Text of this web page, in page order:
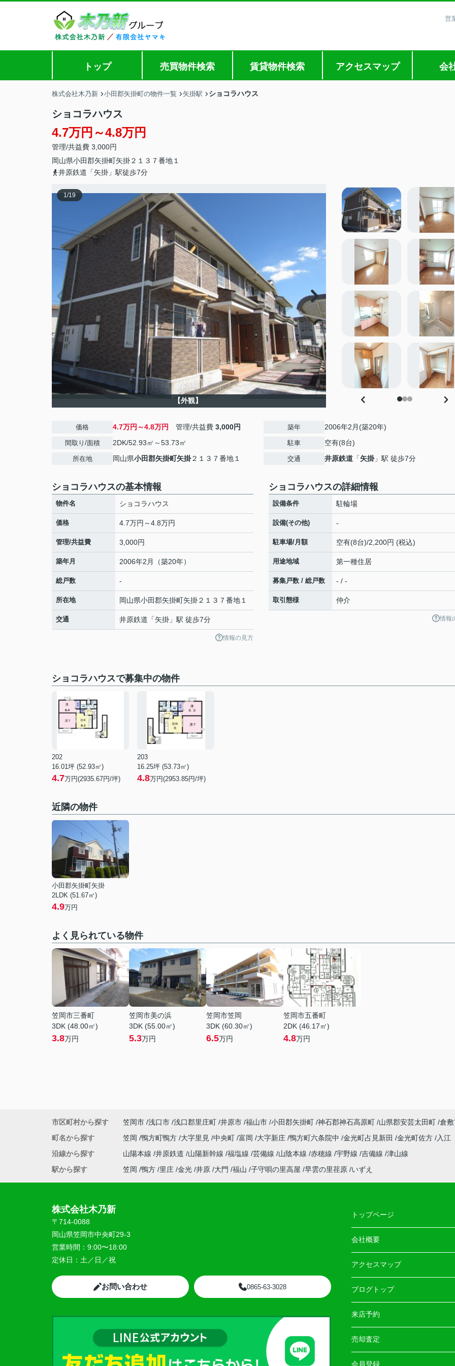
営
トップ 売買物件検索 賃貸物件検索 アクセスマップ 会
株式会社木乃新 小田郡矢掛町の物件一覧 矢掛駅 ショコラハウス
ショコラハウス
4.7万円～4.8万円
管理/共益費 3,000円
岡山県小田郡矢掛町矢掛２１３７番地１
井原鉄道「矢掛」駅徒歩7分
1/19
【外観】
価格 4.7万円～4.8万円 管理/共益費 3,000円
間取り/面積 2DK/52.93㎡～53.73㎡
所在地 岡山県小田郡矢掛町矢掛２１３７番地１
築年 2006年2月(築20年)
駐車 空有(8台)
交通 井原鉄道 「矢掛」駅 徒歩7分
ショコラハウスの基本情報
物件名 ショコラハウス
価格 4.7万円～4.8万円
管理/共益費 3,000円
築年月 2006年2月（築20年）
総戸数 -
所在地 岡山県小田郡矢掛町矢掛２１３７番地１
交通 井原鉄道 「矢掛 」駅 徒歩7分
情報の見方
ショコラハウスの詳細情報
設備条件 駐輪場
設備(その他) -
駐車場/月額 空有(8台)/2,200円 (税込)
用途地域 第一種住居
募集戸数 / 総戸数 - / -
取引態様 仲介
情報
ショコラハウスで募集中の物件
202
16.01坪 (52.93㎡)
4.7万円(2935.67円/坪)
203
16.25坪 (53.73㎡)
4.8万円(2953.85円/坪)
近隣の物件
小田郡矢掛町矢掛
2LDK (51.67㎡)
4.9万円
よく見られている物件
笠岡市三番町
3DK (48.00㎡)
3.8万円
笠岡市美の浜
3DK (55.00㎡)
5.3万円
笠岡市笠岡
3DK (60.30㎡)
6.5万円
笠岡市五番町
2DK (46.17㎡)
4.8万円
市区町村から探す 笠岡市 浅口市 浅口郡里庄町 井原市 福山市 小田郡矢掛町 神石郡神石高原町 山県郡安芸太田町 倉
町名から探す
笠岡 鴨方町鴨方 大字里見 中央町 富岡 大字新庄 鴨方町六条院中 金光町占見新田 金光町佐方
入江
沿線から探す
山陽本線 井原鉄道 山陽新幹線 福塩線 芸備線 山陰本線 赤穂線 宇野線 吉備線 津山線
駅から探す
笠岡 鴨方 里庄 金光 井原 大門 福山 子守唄の里高屋 早雲の里荏原 いずえ
株式会社木乃新
〒714-0088
岡山県笠岡市中央町29-3
営業時間： 9:00〜18:00
定休日： 土／日／祝
お問い合わせ 0865-63-3028
トップページ
会社概要
アクセスマップ
ブログトップ
来店予約
売却査定
会員登録